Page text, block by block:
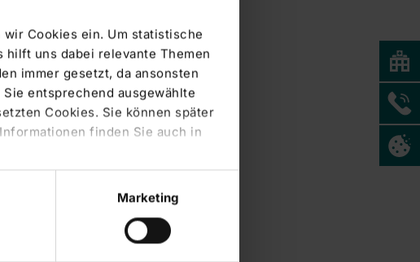
Cookies ein. Um statistische
uns dabei relevante Themen
immer gesetzt, da ansonsten
entsprechend ausgewählte
Cookies. Sie können später
finden Sie auch in
Marketing